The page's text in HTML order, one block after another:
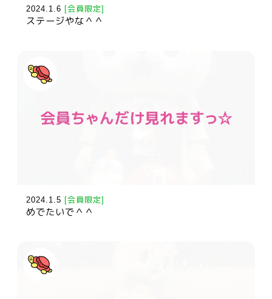
2024.1.6 [会員限定]
ステージやな＾＾
2024.1.5 [会員限定]
めでたいで＾＾